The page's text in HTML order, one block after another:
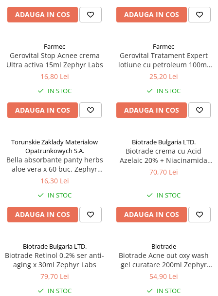
ADAUGA IN COS ADAUGA IN COS
Farmec
Gerovital Stop Acnee crema
Ultra activa 15ml Zephyr Labs
16,80 Lei
IN STOC
ADAUGA IN COS
Farmec
Gerovital Tratament Expert
lotiune cu petroleum 100ml
Zephyr Labs
25,20 Lei
IN STOC
ADAUGA IN COS
Torunskie Zaklady Materialow
Opatrunkowych S.A.
Bella absorbante panty herbs
aloe vera x 60 buc. Zephyr
Labs
16,30 Lei
IN STOC
ADAUGA IN COS
Biotrade Bulgaria LTD.
Biotrade crema cu Acid
Azelaic 20% + Niacinamida
6%, 30 ml Zephyr Labs
70,70 Lei
IN STOC
ADAUGA IN COS
Biotrade Bulgaria LTD.
Biotrade Retinol 0.2% ser anti-
aging x 30ml Zephyr Labs
79,70 Lei
IN STOC
Biotrade
Biotrade Acne out oxy wash
gel curatare 200ml Zephyr
Labs
54,90 Lei
IN STOC